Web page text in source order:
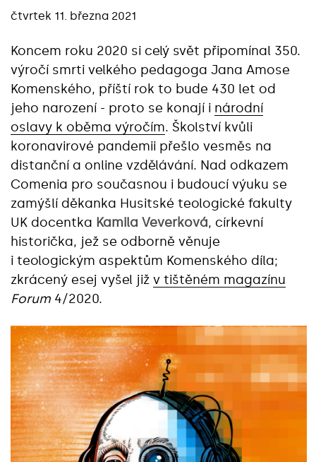
čtvrtek 11. března 2021
Koncem roku 2020 si celý svět připomínal 350.
výročí smrti velkého pedagoga Jana Amose
Komenského, příští rok to bude 430 let od
jeho narození - proto se konají i národní
oslavy k oběma výročím. Školství kvůli
koronavirové pandemii přešlo vesměs na
distanční a online vzdělávání. Nad odkazem
Comenia pro současnou i budoucí výuku se
zamýšlí děkanka Husitské teologické fakulty
UK docentka Kamila Veverková, církevní
historička, jež se odborně věnuje
i teologickým aspektům Komenského díla;
zkrácený esej vyšel již v tištěném magazínu
Forum 4/2020.